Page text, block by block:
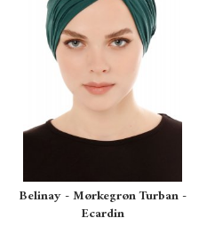
Belinay - Mørkegrøn Turban -
Ecardin